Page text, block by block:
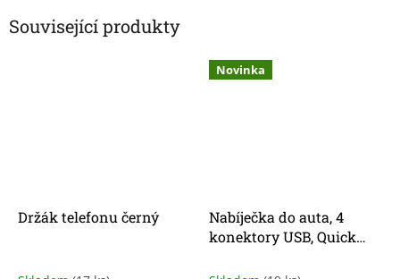
Související produkty
Držák telefonu černý
Novinka
Nabíječka do auta, 4
konektory USB, Quick